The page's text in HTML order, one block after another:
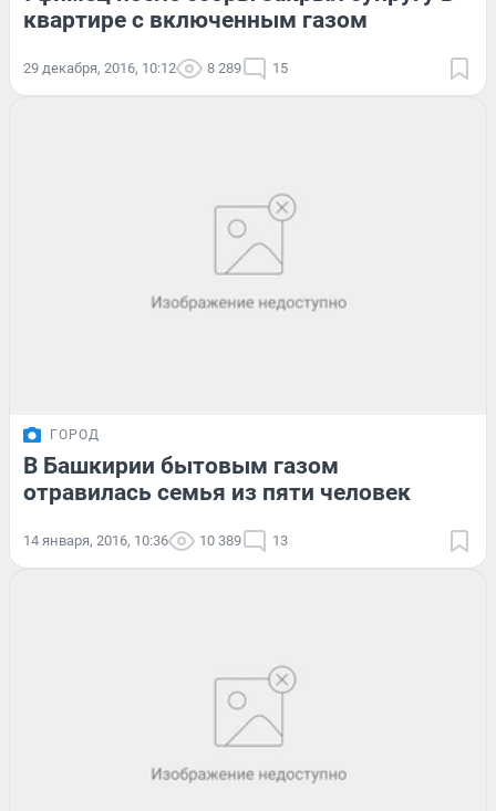
квартире с включенным газом
29 декабря, 2016, 10:12 8 289 15
ГОРОД
В Башкирии бытовым газом
отравилась семья из пяти человек
14 января, 2016, 10:36 10 389 13